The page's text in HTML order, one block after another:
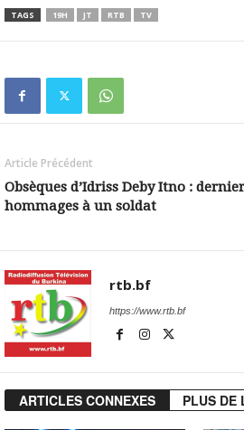
TAGS 19H JT RTB TV
Article Précédent
Obsèques d’Idriss Deby Itno :
hommages à un soldat
rtb.bf
https://www.rtb.bf
ARTICLES CONNEXES PLUS DE